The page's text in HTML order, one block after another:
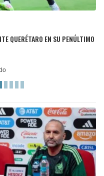
QUERÉTARO EN SU PENÚLTIMO